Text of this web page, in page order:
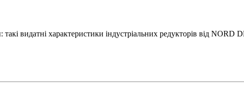
видатні характеристики індустріальних редукторів від NORD